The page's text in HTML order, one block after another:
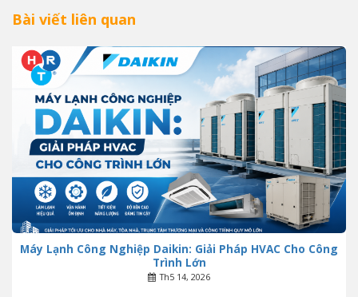
Bài viết liên quan
Máy Lạnh Công Nghiệp Daikin: Giải Pháp HVAC Cho Công
Trình Lớn
Th5 14, 2026